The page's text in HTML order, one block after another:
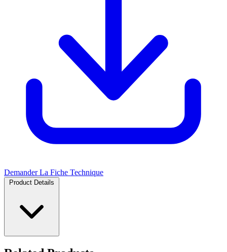
Demander La Fiche Technique
Product Details